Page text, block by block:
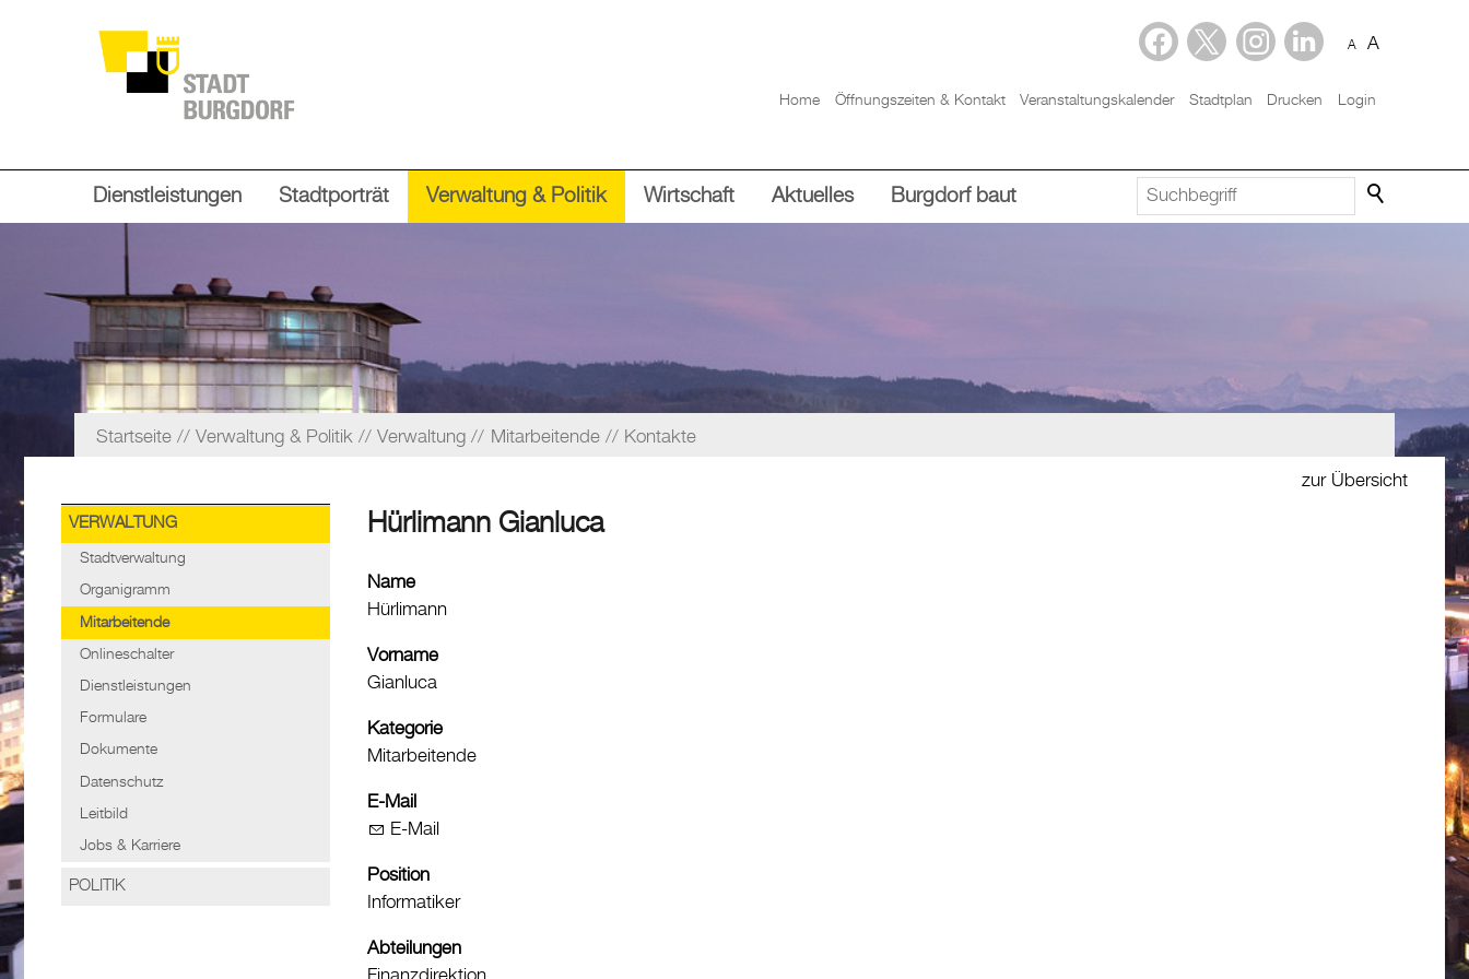
A A
Home Öffnungszeiten & Kontakt Veranstaltungskalender Stadtplan Drucken Login
Dienstleistungen Stadtporträt Verwaltung & Politik Wirtschaft Aktuelles Burgdorf baut
Startseite Verwaltung & Politik Verwaltung Mitarbeitende Kontakte
VERWALTUNG
Stadtverwaltung
Organigramm
Mitarbeitende
Onlineschalter
Dienstleistungen
Formulare
Dokumente
Datenschutz
Leitbild
Jobs & Karriere
POLITIK
zur Übersicht
Hürlimann Gianluca
Name
Hürlimann
Vorname
Gianluca
Kategorie
Mitarbeitende
E-Mail
E-Mail
Position
Informatiker
Abteilungen